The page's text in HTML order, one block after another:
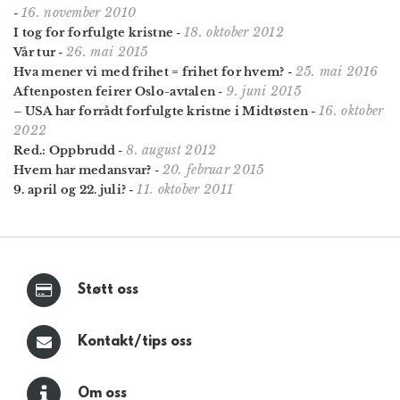
- 16. november 2010
I tog for forfulgte kristne -18. oktober 2012
Vår tur-26. mai 2015
Hva mener vi med frihet = frihet for hvem? - 25. mai 2016
Aftenposten feirer Oslo-avtalen-9. juni 2015
– USA har forrådt forfulgte kristne i Midtøsten-16. oktober
2022
Red.: Oppbrudd -8. august 2012
Hvem har medansvar? - 20. februar 2015
9. april og 22. juli? -11. oktober 2011
Støtt oss
Kontakt/tips oss
Om oss